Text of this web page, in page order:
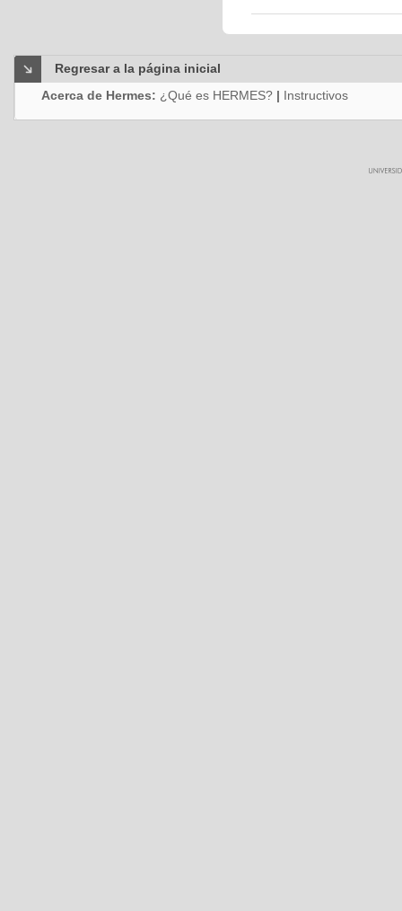
Regresar a la página inicial
Acerca de Hermes: ¿Qué es HERMES? | Instructivos